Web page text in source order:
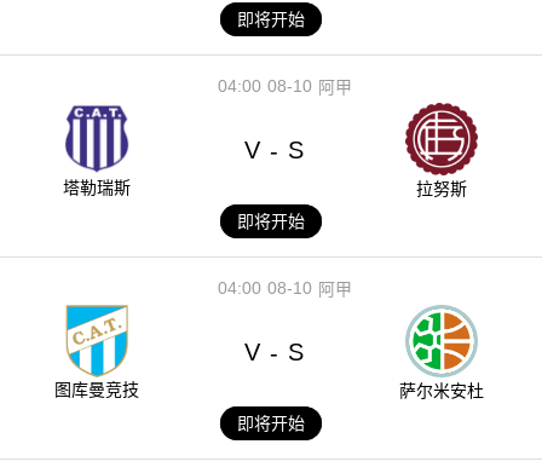
即将开始
08-10
04:00 阿甲
塔勒瑞斯
V - S
拉努斯
即将开始
08-10
04:00 阿甲
图库曼竞技
V - S
萨尔米安杜
即将开始